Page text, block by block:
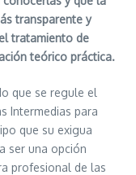
transparente y
tratamiento de
teórico práctica.
que se regule el
Intermedias para
que su exigua
ser una opción
profesional de las